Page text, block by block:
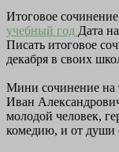
Итоговое
учебный год Дата
Писать итоговое
декабря в своих
Мини сочинение на
Иван
молодой человек,
комедию, и от души